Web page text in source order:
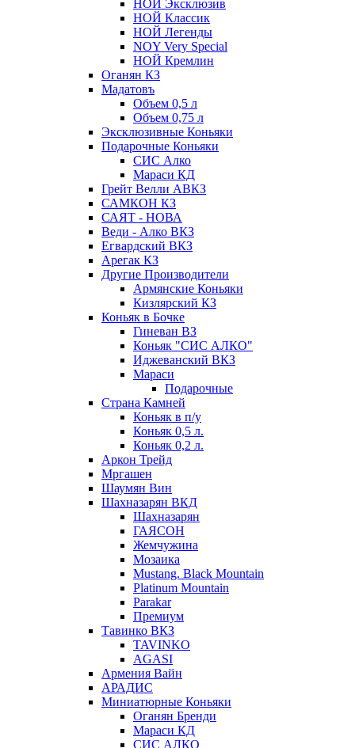
НОЙ Эксклюзив
НОЙ Классик
НОЙ Легенды
NOY Very Speсial
НОЙ Кремлин
Оганян КЗ
Мадатовъ
Объем 0,5 л
Объем 0,75 л
Эксклюзивные Коньяки
Подарочные Коньяки
СИС Алко
Мараси КД
Грейт Велли АВКЗ
САМКОН КЗ
САЯТ - НОВА
Веди - Алко ВКЗ
Егвардский ВКЗ
Арегак КЗ
Другие Производители
Армянские Коньяки
Кизлярский КЗ
Коньяк в Бочке
Гиневан ВЗ
Коньяк "СИС АЛКО"
Иджеванский ВКЗ
Мараси
Подарочные
Страна Камней
Коньяк в п/у
Коньяк 0,5 л.
Коньяк 0,2 л.
Аркон Трейд
Мргашен
Шаумян Вин
Шахназарян ВКД
Шахназарян
ГАЯСОН
Жемчужина
Мозаика
Mustang. Black Mountain
Platinum Mountain
Parakar
Премиум
Тавинко ВКЗ
TAVINKO
AGASI
Армения Вайн
АРАДИС
Миниатюрные Коньяки
Оганян Бренди
Мараси КД
СИС АЛКО